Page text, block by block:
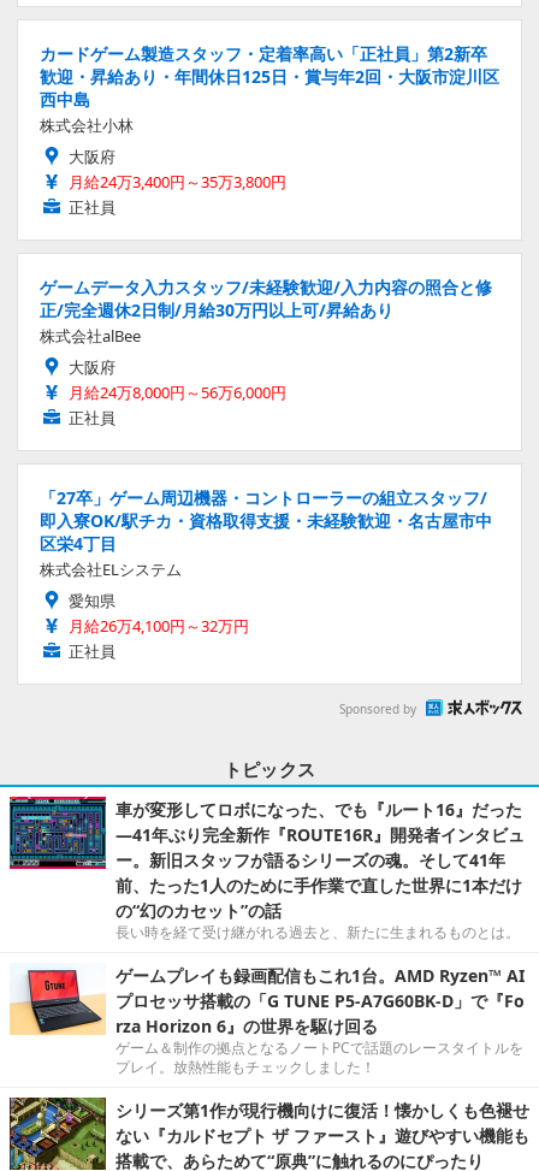
カードゲーム製造スタッフ・定着率高い「正社員」第2新卒
歓迎・昇給あり・年間休日125日・賞与年2回・大阪市淀川区
西中島
株式会社小林
大阪府
月給24万3,400円～35万3,800円
正社員
ゲームデータ入力スタッフ/未経験歓迎/入力内容の照合と修
正/完全週休2日制/月給30万円以上可/昇給あり
株式会社alBee
大阪府
月給24万8,000円～56万6,000円
正社員
「27卒」ゲーム周辺機器・コントローラーの組立スタッフ/
即入寮OK/駅チカ・資格取得支援・未経験歓迎・名古屋市中
区栄4丁目
株式会社ELシステム
愛知県
月給26万4,100円～32万円
正社員
Sponsored by
トピックス
車が変形してロボになった、でも『ルート16』だった
―41年ぶり完全新作『ROUTE16R』開発者インタビュ
ー。新旧スタッフが語るシリーズの魂。そして41年
前、たった1人のために手作業で直した世界に1本だけ
の“幻のカセット”の話
長い時を経て受け継がれる過去と、新たに生まれるものとは。
ゲームプレイも録画配信もこれ1台。AMD Ryzen™ AI
プロセッサ搭載の「G TUNE P5-A7G60BK-D」で『Fo
rza Horizon 6』の世界を駆け回る
ゲーム＆制作の拠点となるノートPCで話題のレースタイトルを
プレイ。放熱性能もチェックしました！
シリーズ第1作が現行機向けに復活！懐かしくも色褪せ
ない『カルドセプト ザ ファースト』遊びやすい機能も
搭載で、あらためて“原典”に触れるのにぴったり